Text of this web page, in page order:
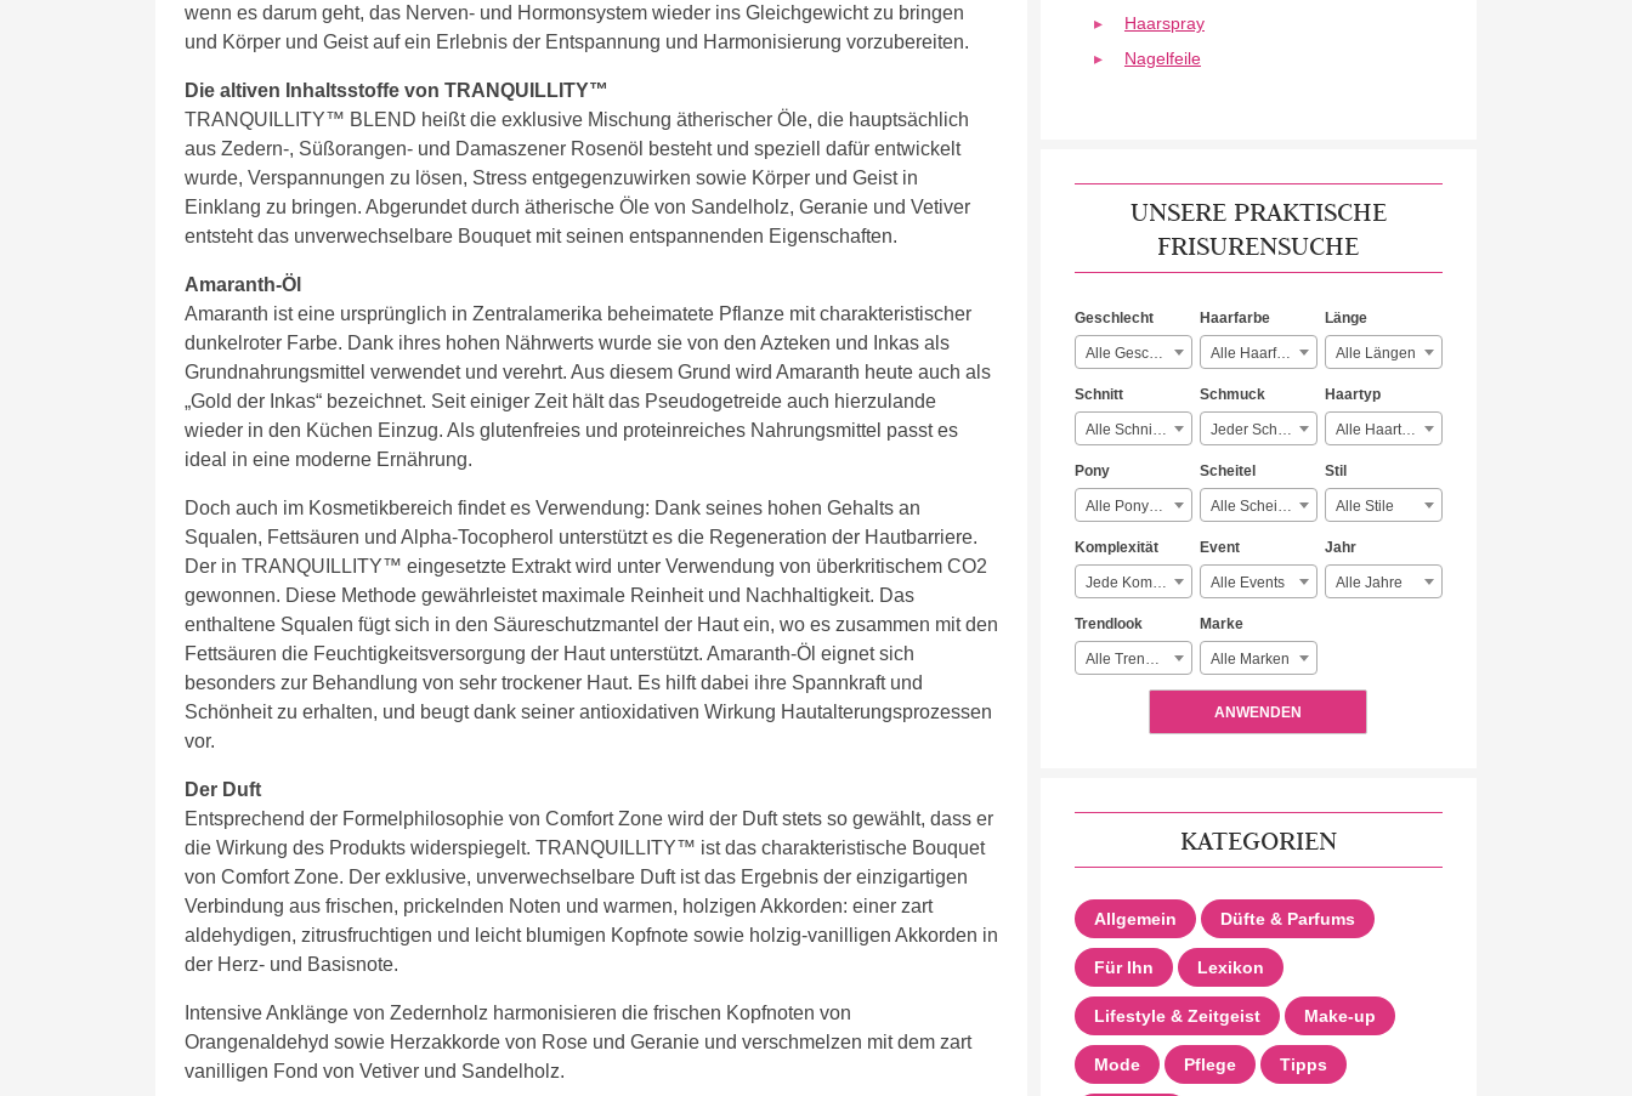
wenn es darum geht, das Nerven- und Hormonsystem wieder ins Gleichgewicht zu bringen
und Körper und Geist auf ein Erlebnis der Entspannung und Harmonisierung vorzubereiten.
Die altiven Inhaltsstoffe von TRANQUILLITY™
TRANQUILLITY™ BLEND heißt die exklusive Mischung ätherischer Öle, die hauptsächlich
aus Zedern-, Süßorangen- und Damaszener Rosenöl besteht und speziell dafür entwickelt
wurde, Verspannungen zu lösen, Stress entgegenzuwirken sowie Körper und Geist in
Einklang zu bringen. Abgerundet durch ätherische Öle von Sandelholz, Geranie und Vetiver
entsteht das unverwechselbare Bouquet mit seinen entspannenden Eigenschaften.
Amaranth-Öl
Amaranth ist eine ursprünglich in Zentralamerika beheimatete Pflanze mit charakteristischer
dunkelroter Farbe. Dank ihres hohen Nährwerts wurde sie von den Azteken und Inkas als
Grundnahrungsmittel verwendet und verehrt. Aus diesem Grund wird Amaranth heute auch als
„Gold der Inkas“ bezeichnet. Seit einiger Zeit hält das Pseudogetreide auch hierzulande
wieder in den Küchen Einzug. Als glutenfreies und proteinreiches Nahrungsmittel passt es
ideal in eine moderne Ernährung.
Doch auch im Kosmetikbereich findet es Verwendung: Dank seines hohen Gehalts an
Squalen, Fettsäuren und Alpha-Tocopherol unterstützt es die Regeneration der Hautbarriere.
Der in TRANQUILLITY™ eingesetzte Extrakt wird unter Verwendung von überkritischem CO2
gewonnen. Diese Methode gewährleistet maximale Reinheit und Nachhaltigkeit. Das
enthaltene Squalen fügt sich in den Säureschutzmantel der Haut ein, wo es zusammen mit den
Fettsäuren die Feuchtigkeitsversorgung der Haut unterstützt. Amaranth-Öl eignet sich
besonders zur Behandlung von sehr trockener Haut. Es hilft dabei ihre Spannkraft und
Schönheit zu erhalten, und beugt dank seiner antioxidativen Wirkung Hautalterungsprozessen
vor.
Der Duft
Entsprechend der Formelphilosophie von Comfort Zone wird der Duft stets so gewählt, dass er
die Wirkung des Produkts widerspiegelt. TRANQUILLITY™ ist das charakteristische Bouquet
von Comfort Zone. Der exklusive, unverwechselbare Duft ist das Ergebnis der einzigartigen
Verbindung aus frischen, prickelnden Noten und warmen, holzigen Akkorden: einer zart
aldehydigen, zitrusfruchtigen und leicht blumigen Kopfnote sowie holzig-vanilligen Akkorden in
der Herz- und Basisnote.
Intensive Anklänge von Zedernholz harmonisieren die frischen Kopfnoten von
Orangenaldehyd sowie Herzakkorde von Rose und Geranie und verschmelzen mit dem zart
vanilligen Fond von Vetiver und Sandelholz.
Haarspray
Nagelfeile
UNSERE PRAKTISCHE
FRISURENSUCHE
Geschlecht
Alle Geschlechter
Haarfarbe
Alle Haarfarben
Länge
Alle Längen
Schnitt
Alle Schnitte
Schmuck
Jeder Schmuck
Haartyp
Alle Haartypen
Pony
Alle Ponyarten
Scheitel
Alle Scheitelarten
Stil
Alle Stile
Komplexität
Jede Komplexität
Event
Alle Events
Jahr
Alle Jahre
Trendlook
Alle Trendlooks
Marke
Alle Marken
ANWENDEN
KATEGORIEN
Allgemein Düfte & Parfums
Für Ihn Lexikon
Lifestyle & Zeitgeist Make-up
Mode Pflege Tipps